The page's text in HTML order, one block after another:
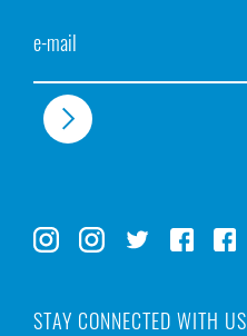
Email
STAY CONNECTED WITH US